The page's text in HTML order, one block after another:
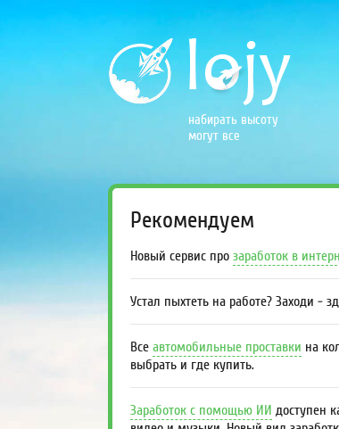
набирать высоту
могут все
Рекомендуем
Новый сервис про заработок в
Устал пыхтеть на работе? Заходи -
Все автомобильные проставки на
выбрать и где купить.
Заработок с помощью ИИ доступен